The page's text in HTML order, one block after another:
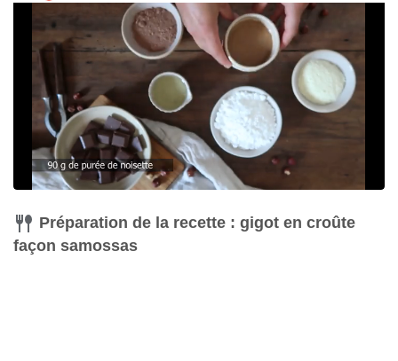
Préparation de la recette : gigot en croûte
façon samossas